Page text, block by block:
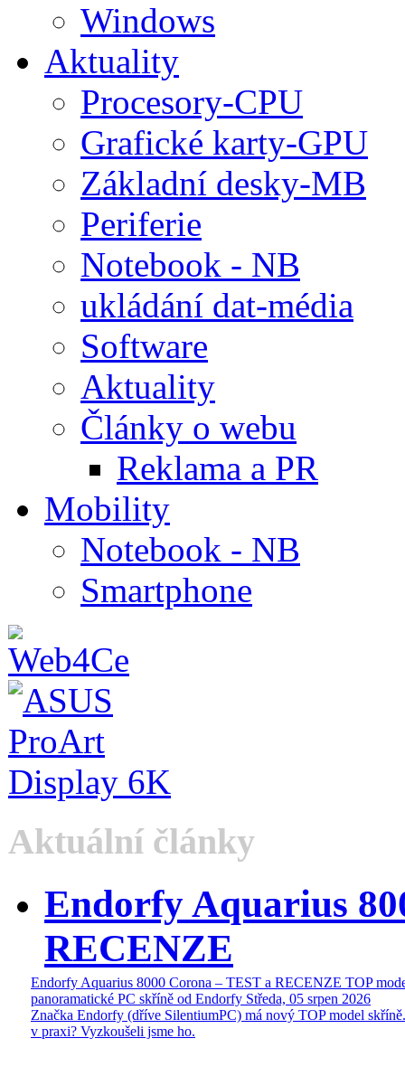
Windows
Aktuality
Procesory-CPU
Grafické karty-GPU
Základní desky-MB
Periferie
Notebook - NB
ukládání dat-média
Software
Aktuality
Články o webu
Reklama a PR
Mobility
Notebook - NB
Smartphone
Aktuální články
Endorfy Aquarius
RECENZE
Endorfy Aquarius 8000 Corona – TEST a RECENZE TOP
panoramatické PC skříně od Endorfy Středa, 05 srpen 2026
Značka Endorfy (dříve SilentiumPC) má nový TOP model
v praxi? Vyzkoušeli jsme ho.